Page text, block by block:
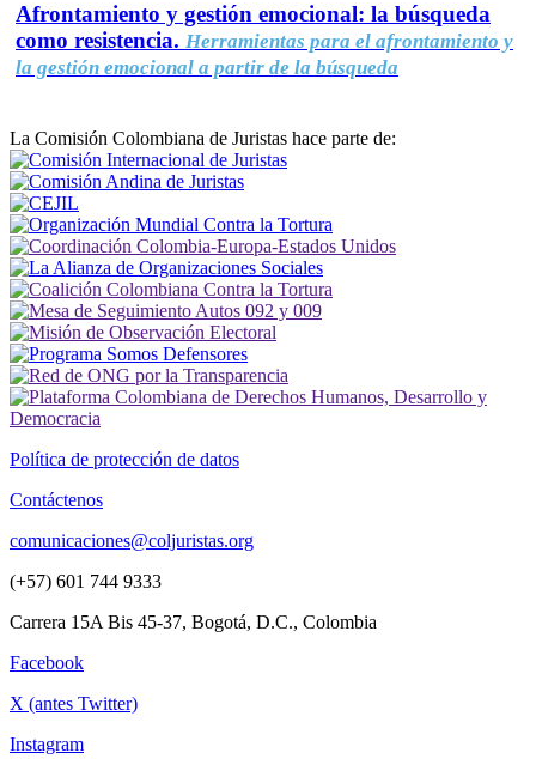
Afrontamiento y gestión emocional: la búsqueda
como resistencia. Herramientas para el afrontamiento y
la gestión emocional a partir de la búsqueda
La Comisión Colombiana de Juristas hace parte de:
Política de protección de datos
Contáctenos
comunicaciones@coljuristas.org
(+57) 601 744 9333
Carrera 15A Bis 45-37, Bogotá, D.C., Colombia
Facebook
X (antes Twitter)
Instagram